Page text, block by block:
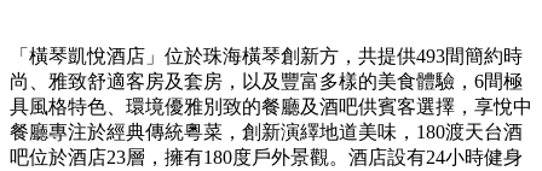
「橫琴凱悅酒店」位於珠海橫琴創新方，共提供493間簡約時
尚、雅致舒適客房及套房，以及豐富多樣的美食體驗，6間極
具風格特色、環境優雅別致的餐廳及酒吧供賓客選擇，享悅中
餐廳專注於經典傳統粵菜，創新演繹地道美味，180渡天台酒
吧位於酒店23層，擁有180度戶外景觀。酒店設有24小時健身